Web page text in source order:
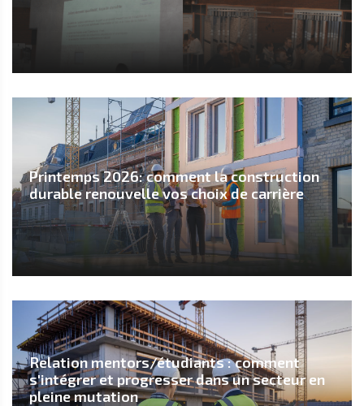
Printemps 2026: comment la construction
durable renouvelle vos choix de carrière
Relation mentors/étudiants : comment
s'intégrer et progresser dans un secteur en
pleine mutation